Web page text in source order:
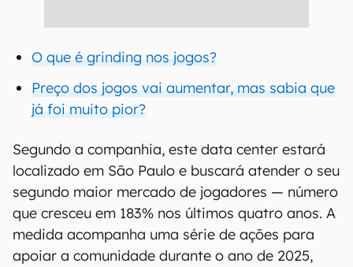
O que é grinding nos jogos?
Preço dos jogos vai aumentar, mas sabia que
já foi muito pior?
Segundo a companhia, este data center estará
localizado em São Paulo e buscará atender o seu
segundo maior mercado de jogadores — número
que cresceu em 183% nos últimos quatro anos. A
medida acompanha uma série de ações para
apoiar a comunidade durante o ano de 2025,